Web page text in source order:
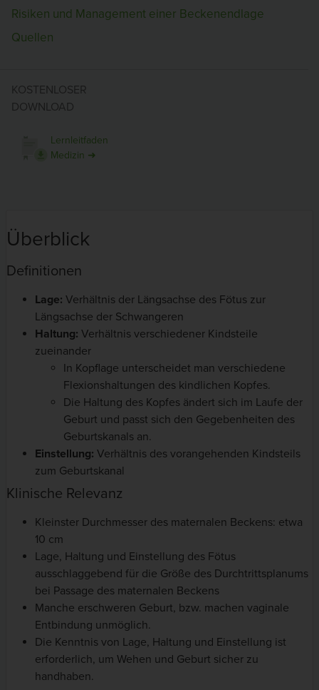
Risiken und Management einer Beckenendlage
Quellen
KOSTENLOSER
DOWNLOAD
Lernleitfaden
Medizin ➜
Überblick
Definitionen
Lage: Verhältnis der Längsachse des Fötus zur
Längsachse der Schwangeren
Haltung: Verhältnis verschiedener Kindsteile
zueinander
In Kopflage unterscheidet man verschiedene
Flexionshaltungen des kindlichen Kopfes.
Die Haltung des Kopfes ändert sich im Laufe der
Geburt und passt sich den Gegebenheiten des
Geburtskanals an.
Einstellung: Verhältnis des vorangehenden Kindsteils
zum Geburtskanal
Klinische Relevanz
Kleinster Durchmesser des maternalen Beckens: etwa
10 cm
Lage, Haltung und Einstellung des Fötus
ausschlaggebend für die Größe des Durchtrittsplanums
bei Passage des maternalen Beckens
Manche erschweren Geburt, bzw. machen vaginale
Entbindung unmöglich.
Die Kenntnis von Lage, Haltung und Einstellung ist
erforderlich, um Wehen und Geburt sicher zu
handhaben.